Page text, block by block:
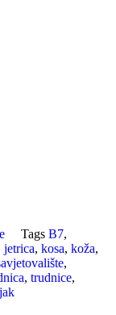
Tags B7,
jetrica, kosa, koža,
,
, trudnice,